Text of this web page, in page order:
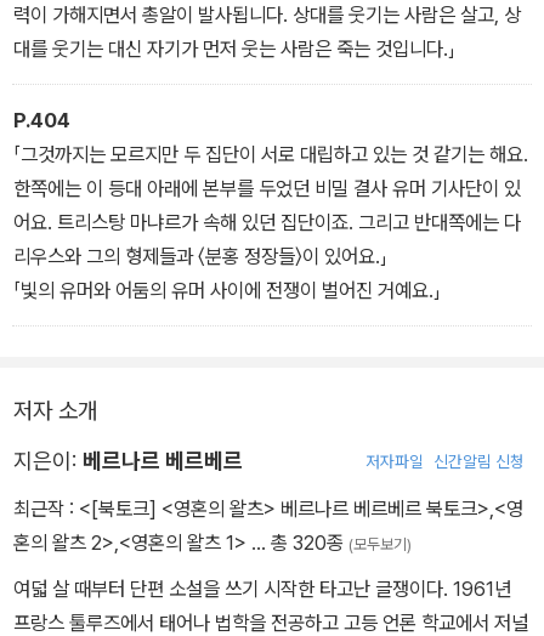
력이 가해지면서 총알이 발사됩니다. 상대를 웃기는 사람은 살고, 상
대를 웃기는 대신 자기가 먼저 웃는 사람은 죽는 것입니다.」
P.404
「그것까지는 모르지만 두 집단이 서로 대립하고 있는 것 같기는 해요.
한쪽에는 이 등대 아래에 본부를 두었던 비밀 결사 유머 기사단이 있
어요. 트리스탕 마냐르가 속해 있던 집단이죠. 그리고 반대쪽에는 다
리우스와 그의 형제들과 〈분홍 정장들〉이 있어요.」
「빛의 유머와 어둠의 유머 사이에 전쟁이 벌어진 거예요.」
저자 소개
지은이: 베르나르 베르베르 저자파일 신간알림 신청
최근작 : <[북토크] <영혼의 왈츠> 베르나르 베르베르 북토크> <영
혼의 왈츠 2> <영혼의 왈츠 1> … 총 320종 (모두보기)
여덟 살 때부터 단편 소설을 쓰기 시작한 타고난 글쟁이다. 1961년
프랑스 툴루즈에서 태어나 법학을 전공하고 고등 언론 학교에서 저널